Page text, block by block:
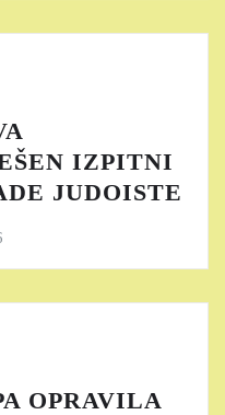
IZPITNI
JUDOISTE
OPRAVILA